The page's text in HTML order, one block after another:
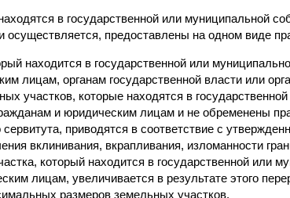
в государственной или муниципальной
осуществляется, предоставлены на одном виде
находится в государственной или
лицам, органам государственной власти или
участков, которые находятся в
и юридическим лицам и не обременены
приводятся в соответствие с
вклинивания, вкрапливания, изломанности
который находится в государственной или
лицам, увеличивается в результате этого
размеров земельных участков.